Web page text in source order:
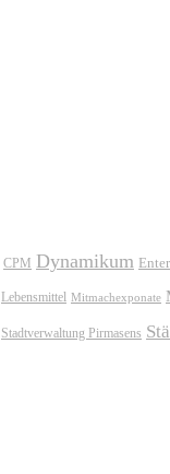
CPM Dynamikum
Lebensmittel Mitmachexponate
Stadtverwaltung Pirmasens